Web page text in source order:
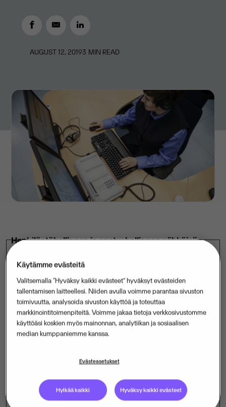
AUGUST 12, 20193 MIN READ
Henkilöstöhallinnan ja opetushallinnon sähköisiin
Enterprise Oy on sopinut
työvuorosuunnitteluratkaisun toimittamisesta
Hätäkeskuslaitokselle. Työvuorosuunnittelun
kehityshanke tähtää parempaan työssäjaksamiseen
ja palvelutasoon.
jokaisena päivänä. Hätäkeskuspäivystäjien työvuorot
koettu hankaliksi sekä työn tekemisen että resurssien
kohdentamisen kannalta. Nyt 12 tunnin työvuoroista
Käytämme evästeitä
Valitsemalla “Hyväksy kaikki evästeet” hyväksyt evästeiden
tallentamisen laitteellesi. Niiden avulla voimme parantaa sivuston
toimivuutta, analysoida sivuston käyttöä ja toteuttaa
markkinointitoimenpiteitä. Voimme jakaa tietoja verkkosivustomme
käyttöäsi koskien myös mainonnan, analytiikan ja sosiaalisen
median kumppaniemme kanssa.
Evästeasetukset
Hylkää kaikki Hyväksy kaikki evästeet